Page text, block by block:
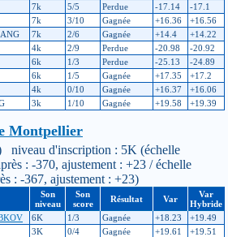
7k 5/5 Perdue -17.14
-17.1
7k 3/10 Gagnée +16.36
+16.56
7k 2/6 Gagnée +14.4
+14.22
4k 2/9 Perdue -20.98
-20.92
6k 1/3 Perdue -25.13
-24.89
6k 1/5 Gagnée +17.35
+17.2
4k 0/10 Gagnée +16.37
+16.06
3k 1/10 Gagnée +19.58 +19.39
Montpellier
niveau d'inscription : 5K (échelle
: -370, ajustement : +23 / échelle
: -367, ajustement : +23)
Son
niveau
Son
score
Résultat Var
Var
Hybride
6K 1/3 Gagnée +18.23
+19.49
3K 0/4 Gagnée +19.61
+19.51